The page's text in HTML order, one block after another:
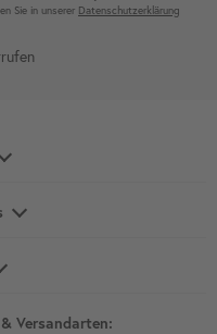
Sie in unserer Daten­schutz­erklärung
Versandarten: